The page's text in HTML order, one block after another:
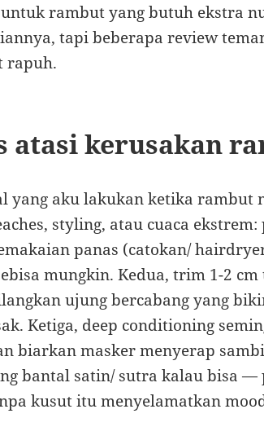
rambut yang butuh ekstra
tapi beberapa review
rapuh.
atasi kerusakan
yang aku lakukan ketika rambut
styling, atau cuaca ekstrem:
panas (catokan/
mungkin. Kedua, trim 1-2 cm
ujung bercabang yang
Ketiga, deep conditioning
biarkan masker menyerap
bantal satin/ sutra kalau bisa —
kusut itu menyelamatkan